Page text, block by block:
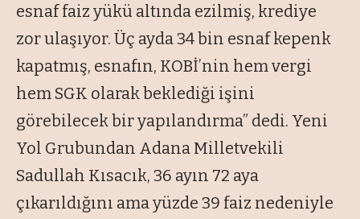
esnaf faiz yükü altında ezilmiş, krediye
zor ulaşıyor. Üç ayda 34 bin esnaf kepenk
kapatmış, esnafın, KOBİ’nin hem vergi
hem SGK olarak beklediği işini
görebilecek bir yapılandırma” dedi. Yeni
Yol Grubundan Adana Milletvekili
Sadullah Kısacık, 36 ayın 72 aya
çıkarıldığını ama yüzde 39 faiz nedeniyle